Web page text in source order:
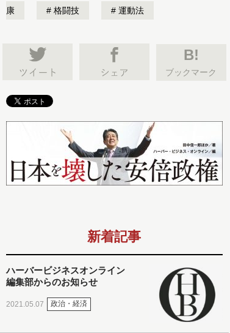
康 格闘技 運動法
B!
ブックマーク
新着記事
ハーバービジネスオンライン
編集部からのお知らせ
2021.05.07 政治・経済